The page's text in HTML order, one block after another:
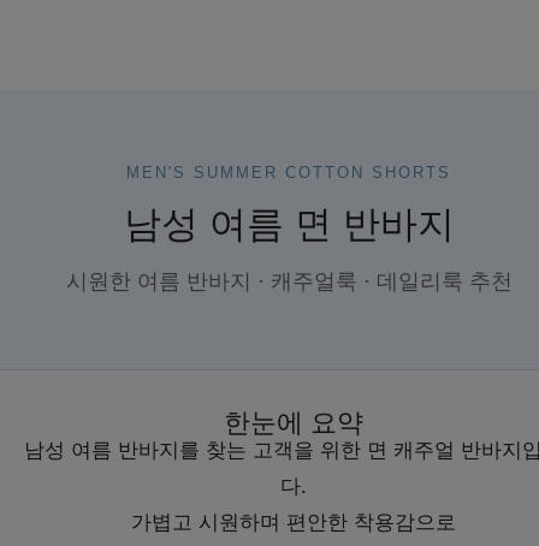
MEN'S SUMMER COTTON SHORTS
남성 여름 면 반바지
시원한 여름 반바지 · 캐주얼룩 · 데일리룩 추천
한눈에 요약
남성 여름 반바지를 찾는 고객을 위한 면 캐주얼 반바지
다.
가볍고 시원하며 편안한 착용감으로